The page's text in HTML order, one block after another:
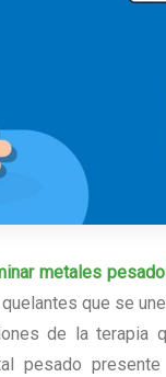
metales
que se
de la terapia
pesado